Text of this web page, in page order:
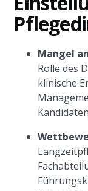
Mangel
Rolle des
klinische